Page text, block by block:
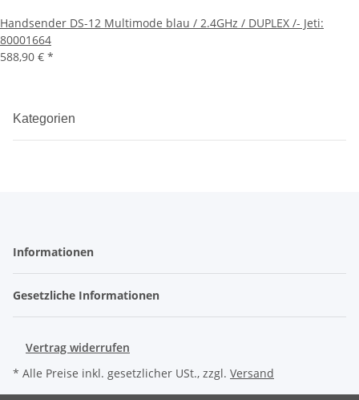
Handsender DS-12 Multimode blau / 2.4GHz / DUPLEX /- Jeti:
80001664
588,90 € *
Kategorien
Informationen
Gesetzliche Informationen
Vertrag widerrufen
* Alle Preise inkl. gesetzlicher USt., zzgl. Versand